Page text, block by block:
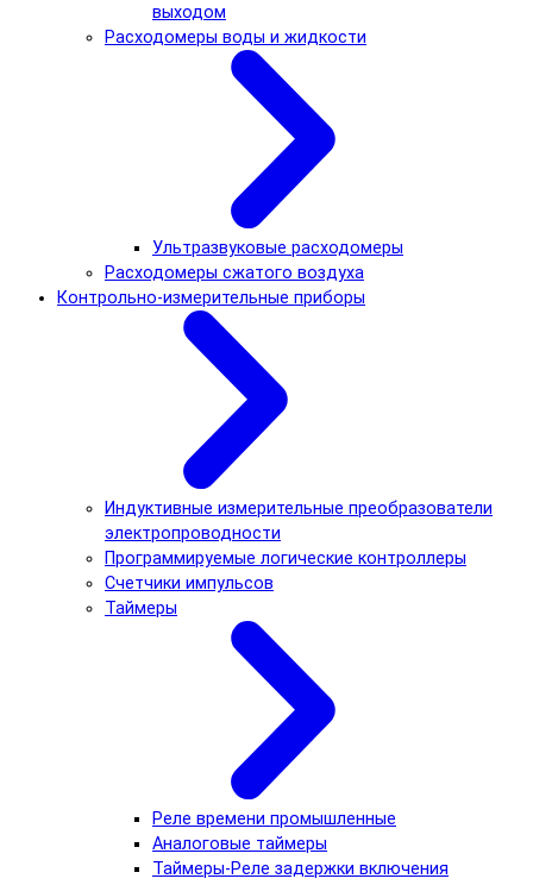
выходом
Расходомеры воды и жидкости
Ультразвуковые расходомеры
Расходомеры сжатого воздуха
Контрольно-измерительные приборы
Индуктивные измерительные преобразователи
электропроводности
Программируемые логические контроллеры
Счетчики импульсов
Таймеры
Реле времени промышленные
Аналоговые таймеры
Таймеры-Реле задержки включения